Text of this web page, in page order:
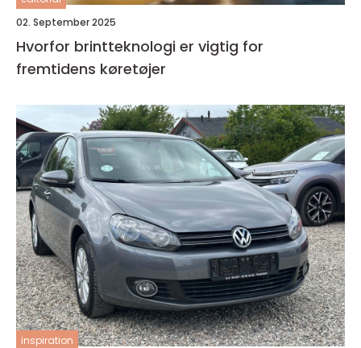
02. September 2025
Hvorfor brintteknologi er vigtig for
fremtidens køretøjer
inspiration